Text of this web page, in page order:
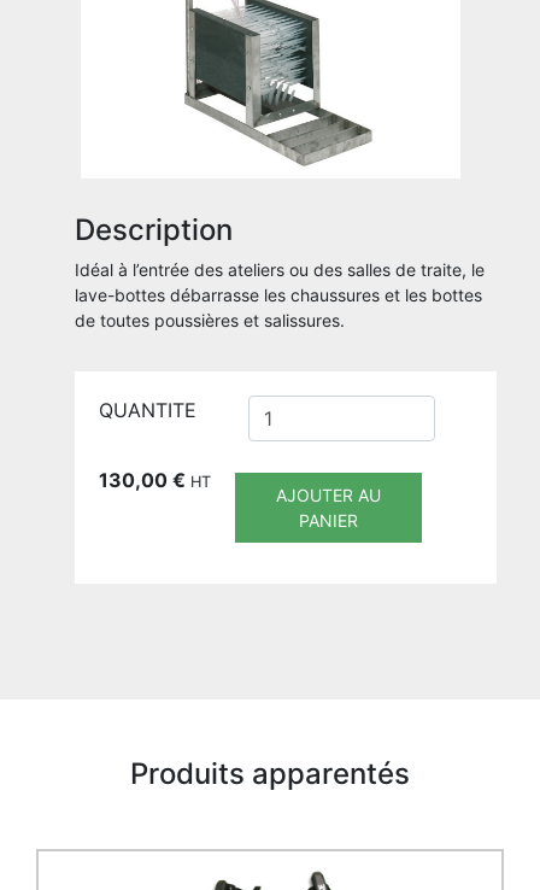
Description
Idéal à l’entrée des ateliers ou des salles de traite, le
lave-bottes débarrasse les chaussures et les bottes
de toutes poussières et salissures.
QUANTITE
130,00 € HT
AJOUTER AU
PANIER
Produits apparentés